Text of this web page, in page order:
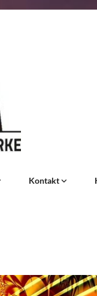
Kontakt